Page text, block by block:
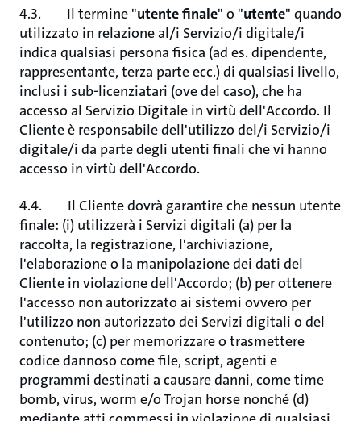
4.3. Il termine "utente finale" o "utente" quando
utilizzato in relazione al/i Servizio/i digitale/i
indica qualsiasi persona fisica (ad es. dipendente,
rappresentante, terza parte ecc.) di qualsiasi livello,
inclusi i sub-licenziatari (ove del caso), che ha
accesso al Servizio Digitale in virtù dell'Accordo. Il
Cliente è responsabile dell'utilizzo del/i Servizio/i
digitale/i da parte degli utenti finali che vi hanno
accesso in virtù dell'Accordo.
4.4. Il Cliente dovrà garantire che nessun utente
finale: (i) utilizzerà i Servizi digitali (a) per la
raccolta, la registrazione, l'archiviazione,
l'elaborazione o la manipolazione dei dati del
Cliente in violazione dell'Accordo; (b) per ottenere
l'accesso non autorizzato ai sistemi ovvero per
l'utilizzo non autorizzato dei Servizi digitali o del
contenuto; (c) per memorizzare o trasmettere
codice dannoso come file, script, agenti e
programmi destinati a causare danni, come time
bomb, virus, worm e/o Trojan horse nonché (d)